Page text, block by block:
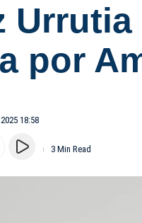
por
18:58
3 Min Read